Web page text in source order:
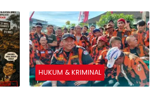
Terkait Pemeriksaan
Surveyor PT Tribhakti
HUKUM & KRIMINAL